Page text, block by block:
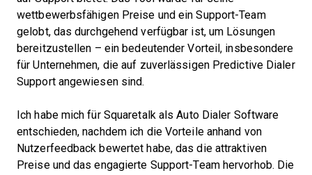
wettbewerbsfähigen Preise und ein Support-Team
gelobt, das durchgehend verfügbar ist, um Lösungen
bereitzustellen – ein bedeutender Vorteil, insbesondere
für Unternehmen, die auf zuverlässigen Predictive Dialer
Support angewiesen sind.
Ich habe mich für Squaretalk als Auto Dialer Software
entschieden, nachdem ich die Vorteile anhand von
Nutzerfeedback bewertet habe, das die attraktiven
Preise und das engagierte Support-Team hervorhob. Die